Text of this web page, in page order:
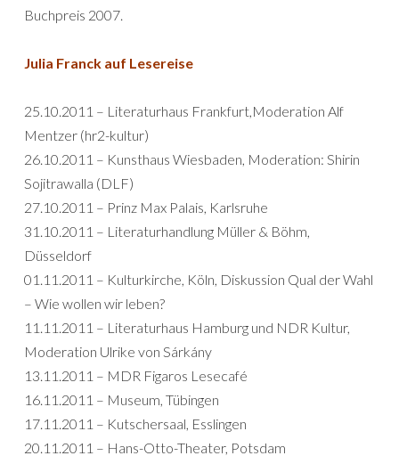
Buchpreis 2007.
Julia Franck auf Lesereise
25.10.2011 – Literaturhaus Frankfurt,Moderation Alf
Mentzer (hr2-kultur)
26.10.2011 – Kunsthaus Wiesbaden, Moderation: Shirin
Sojitrawalla (DLF)
27.10.2011 – Prinz Max Palais, Karlsruhe
31.10.2011 – Literaturhandlung Müller & Böhm,
Düsseldorf
01.11.2011 – Kulturkirche, Köln, Diskussion Qual der Wahl
– Wie wollen wir leben?
11.11.2011 – Literaturhaus Hamburg und NDR Kultur,
Moderation Ulrike von Sárkány
13.11.2011 – MDR Figaros Lesecafé
16.11.2011 – Museum, Tübingen
17.11.2011 – Kutschersaal, Esslingen
20.11.2011 – Hans-Otto-Theater, Potsdam